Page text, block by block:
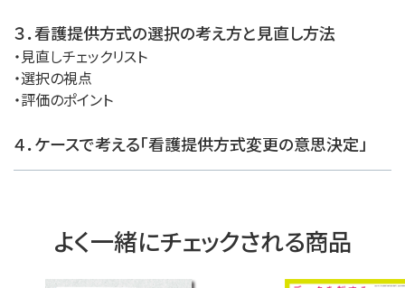
３．看護提供方式の選択の考え方と見直し方法
・見直しチェックリスト
・選択の視点
・評価のポイント
４．ケースで考える「看護提供方式変更の意思決定」
よく一緒にチェックされる商品